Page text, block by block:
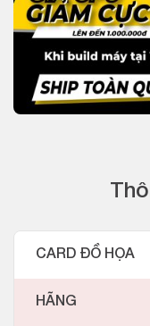
CARD ĐỒ HỌA
HÃNG